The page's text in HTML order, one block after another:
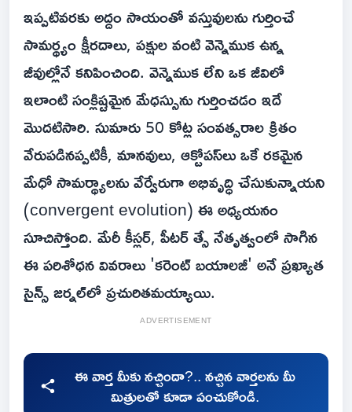
ఇప్పటివరకు అద్దం సాయంతో వస్తువులను గుర్తించే
సామర్థ్యం క్షీరదాలు, పక్షుల వంటి వెన్నెముక ఉన్న
జీవుల్లోనే కనిపించింది. వెన్నెముక లేని ఒక జీవిలో
ఇలాంటి సంక్లిష్టమైన మేధస్సును గుర్తించడం ఇదే
మొదటిసారి. సుమారు 50 కోట్ల సంవత్సరాల క్రితం
వేరుపడినప్పటికీ, మానవులు, ఆక్టోపస్‌లు ఒకే రకమైన
మేధో సామర్థ్యాలను వేర్వేరుగా అభివృద్ధి చేసుకున్నాయని
(convergent evolution) ఈ అధ్యయనం
సూచిస్తోంది. మేరీ కీస్లర్, పీటర్ త్సే నేతృత్వంలో సాగిన
ఈ పరిశోధన వివరాలు 'కరెంట్ బయాలజీ' అనే ప్రఖ్యాత
సైన్స్ జర్నల్‌లో ప్రచురితమయ్యాయి.
ADVERTISEMENT
ఈ వార్త మీకు నచ్చిందా?.. నచ్చిన వార్తలను మీ
మిత్రులతో కూడా పంచుకోండి.